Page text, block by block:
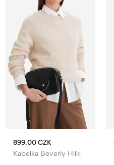
Kabelka Beverly Hills Polo
899.00 CZK